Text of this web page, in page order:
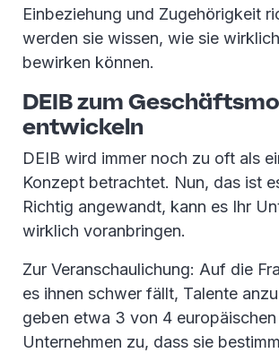
Einbeziehung und Zugehörigkeit
werden sie wissen, wie sie
bewirken können.
DEIB zum
entwickeln
DEIB wird immer noch zu oft als
Konzept betrachtet. Nun, das ist
Richtig angewandt, kann es Ihr
wirklich voranbringen.
Zur Veranschaulichung: Auf die
es ihnen schwer fällt, Talente
geben etwa 3 von 4 europäischen
Unternehmen zu, dass sie